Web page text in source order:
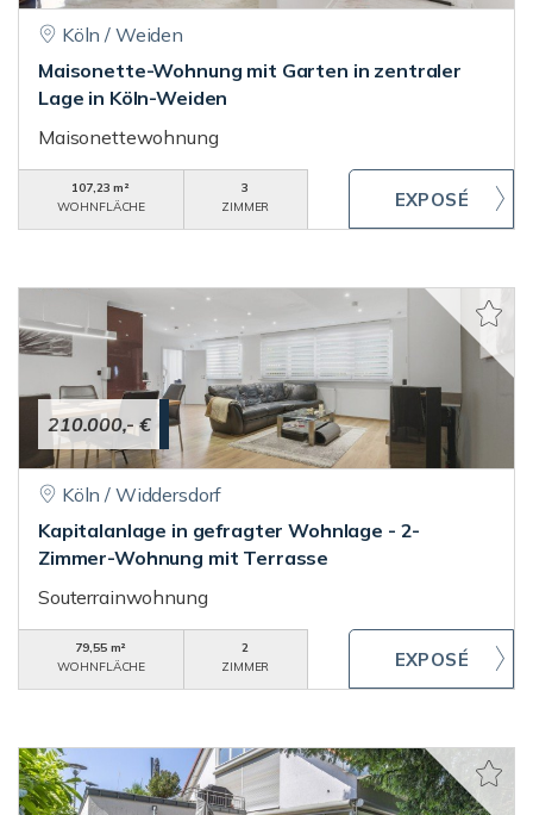
Köln / Weiden
Maisonette-Wohnung mit Garten in zentraler
Lage in Köln-Weiden
Maisonettewohnung
107,23 m²
WOHNFLÄCHE
3
ZIMMER
210.000,- €
Köln / Widdersdorf
Kapitalanlage in gefragter Wohnlage - 2-
Zimmer-Wohnung mit Terrasse
Souterrainwohnung
79,55 m²
WOHNFLÄCHE
2
ZIMMER